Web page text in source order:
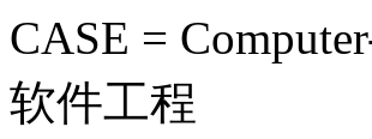
CASE =
软件工程